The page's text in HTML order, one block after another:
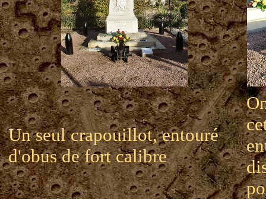
Un seul crapouillot, entouré
d'obus de fort calibre